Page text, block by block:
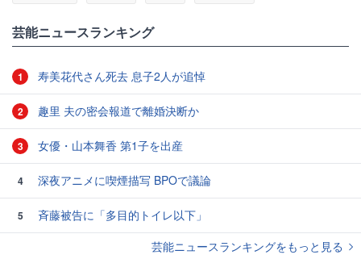
芸能ニュースランキング
1 寿美花代さん死去 息子2人が追悼
2 趣里 夫の密会報道で離婚決断か
3 女優・山本舞香 第1子を出産
4 深夜アニメに喫煙描写 BPOで議論
5
斉藤被告に「多目的トイレ以下」
芸能ニュースランキングをもっと見る